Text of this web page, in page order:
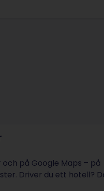
på Google Maps – på
Driver du ett hotell?